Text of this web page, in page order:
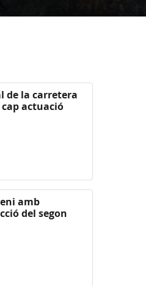
de la carretera
actuació
amb
del segon